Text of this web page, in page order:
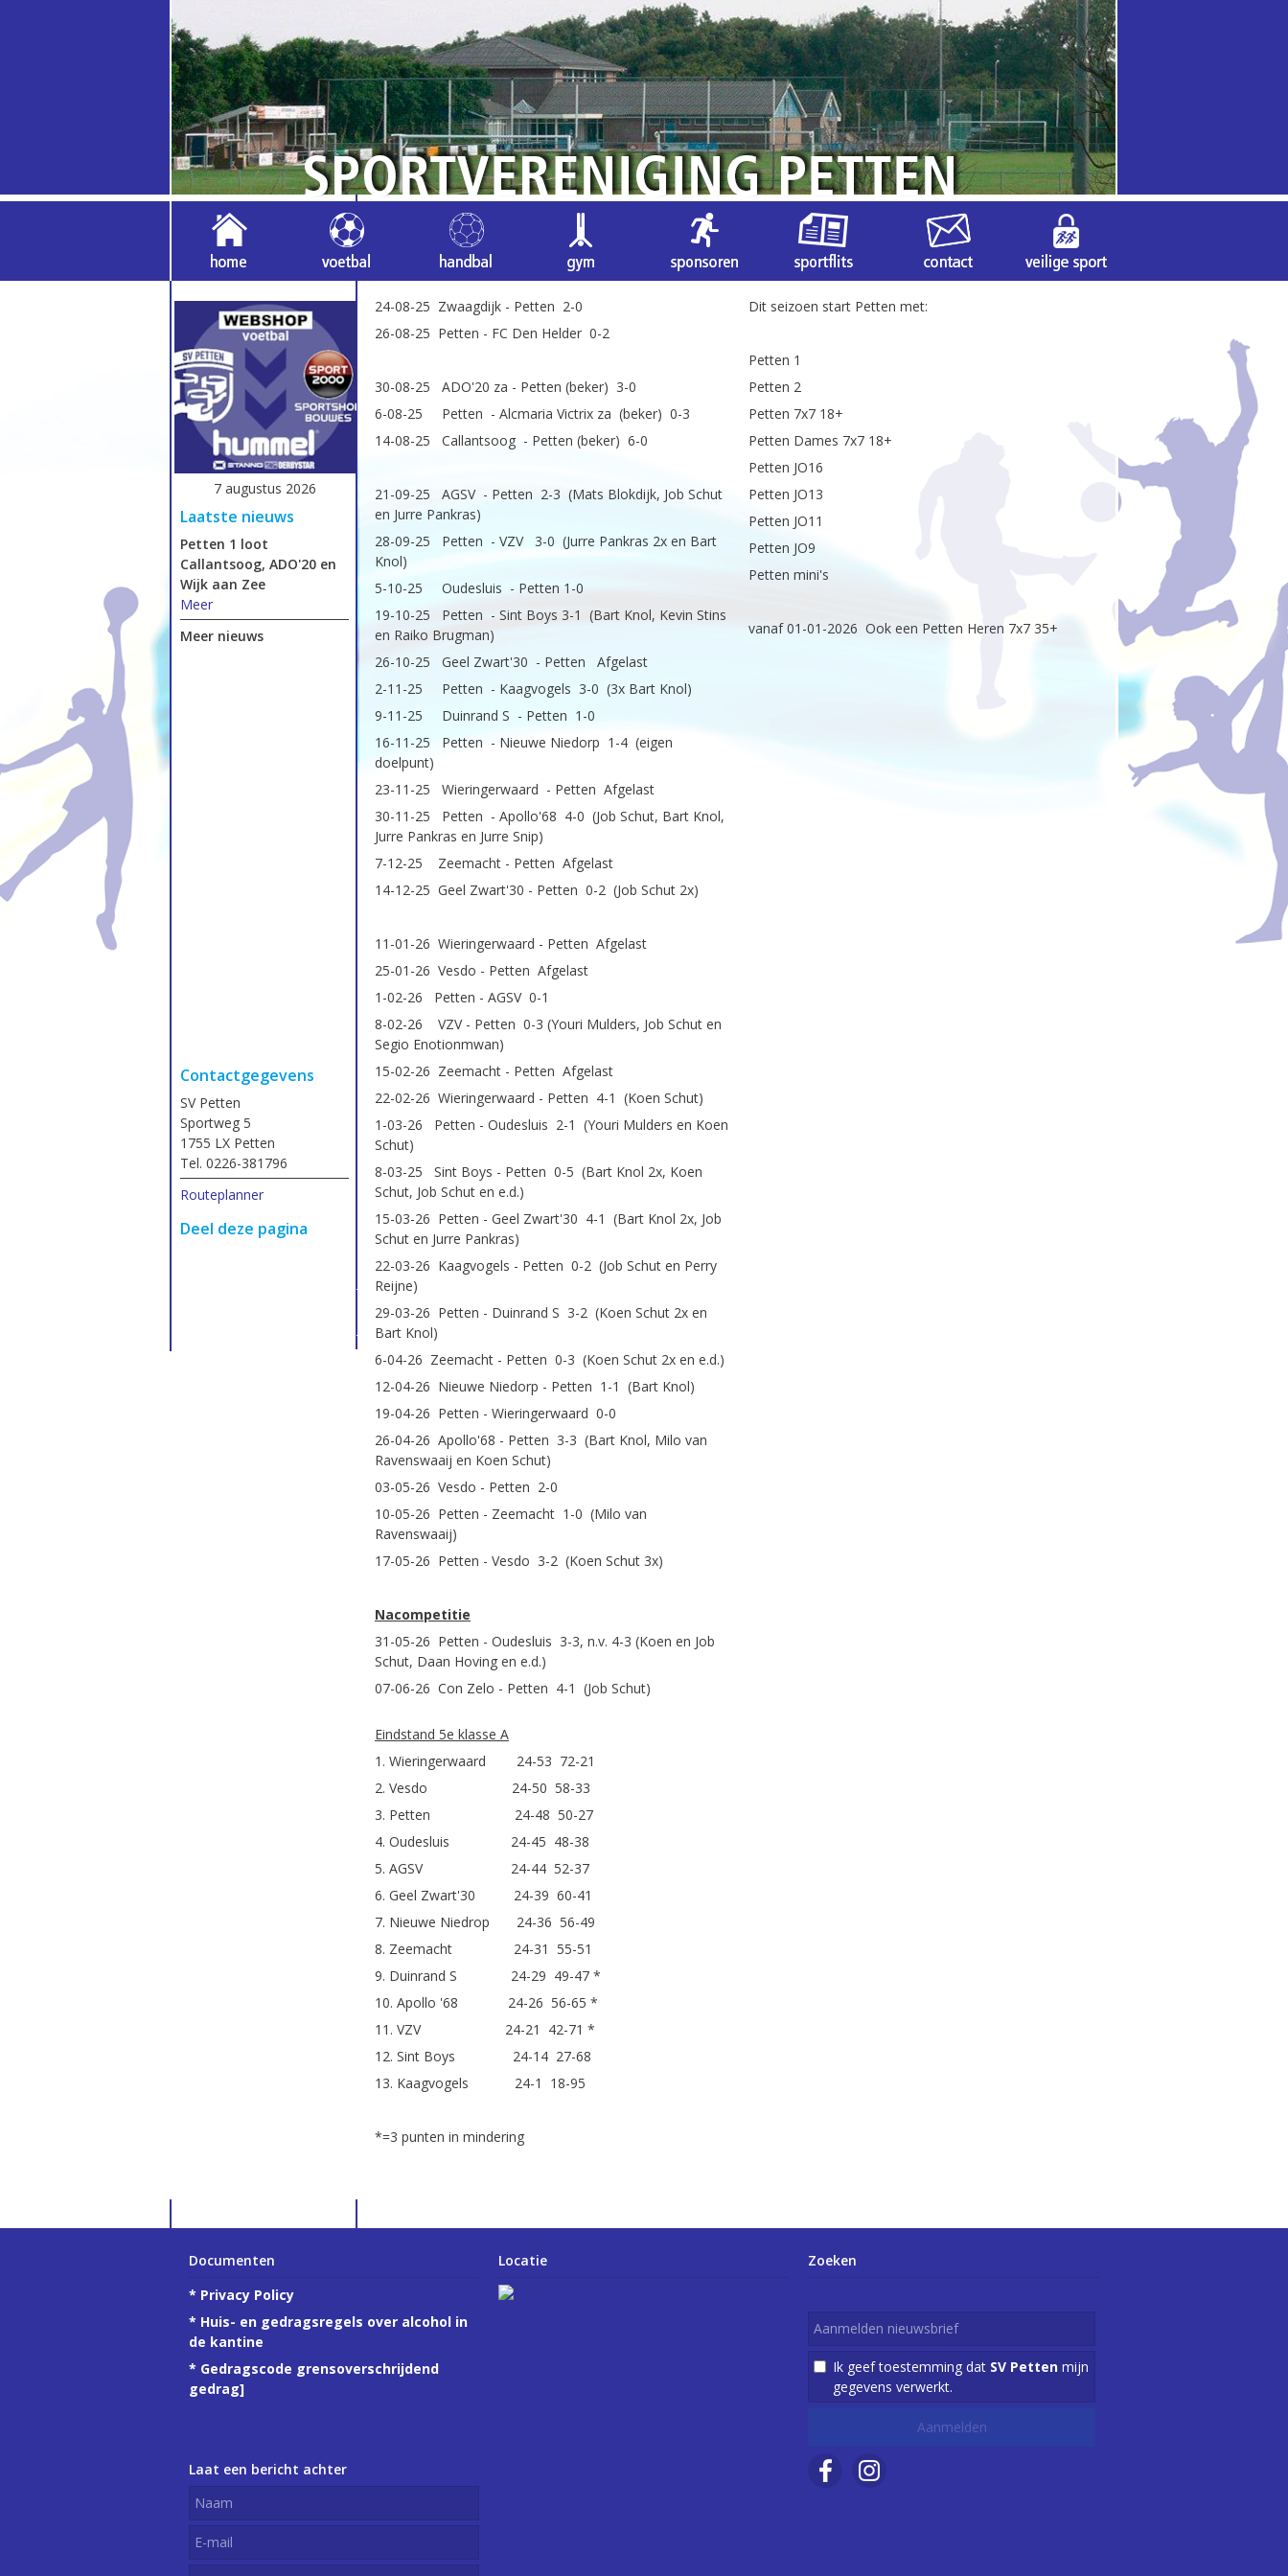
24-08-25 Zwaagdijk - Petten 2-0
26-08-25 Petten - FC Den Helder 0-2
30-08-25 ADO'20 za - Petten (beker) 3-0
6-08-25 Petten - Alcmaria Victrix za (beker) 0-3
14-08-25 Callantsoog - Petten (beker) 6-0
21-09-25 AGSV - Petten 2-3 (Mats Blokdijk, Job Schut
en Jurre Pankras)
28-09-25 Petten - VZV 3-0 (Jurre Pankras 2x en Bart
Knol)
5-10-25 Oudesluis - Petten 1-0
19-10-25 Petten - Sint Boys 3-1 (Bart Knol, Kevin Stins
en Raiko Brugman)
26-10-25 Geel Zwart'30 - Petten Afgelast
2-11-25 Petten - Kaagvogels 3-0 (3x Bart Knol)
9-11-25 Duinrand S - Petten 1-0
16-11-25 Petten - Nieuwe Niedorp 1-4 (eigen
doelpunt)
23-11-25 Wieringerwaard - Petten Afgelast
30-11-25 Petten - Apollo'68 4-0 (Job Schut, Bart Knol,
Jurre Pankras en Jurre Snip)
7-12-25 Zeemacht - Petten Afgelast
14-12-25 Geel Zwart'30 - Petten 0-2 (Job Schut 2x)
11-01-26 Wieringerwaard - Petten Afgelast
25-01-26 Vesdo - Petten Afgelast
1-02-26 Petten - AGSV 0-1
8-02-26 VZV - Petten 0-3 (Youri Mulders, Job Schut en
Segio Enotionmwan)
15-02-26 Zeemacht - Petten Afgelast
22-02-26 Wieringerwaard - Petten 4-1 (Koen Schut)
1-03-26 Petten - Oudesluis 2-1 (Youri Mulders en Koen
Schut)
8-03-25 Sint Boys - Petten 0-5 (Bart Knol 2x, Koen
Schut, Job Schut en e.d.)
15-03-26 Petten - Geel Zwart'30 4-1 (Bart Knol 2x, Job
Schut en Jurre Pankras)
22-03-26 Kaagvogels - Petten 0-2 (Job Schut en Perry
Reijne)
29-03-26 Petten - Duinrand S 3-2 (Koen Schut 2x en
Bart Knol)
6-04-26 Zeemacht - Petten 0-3 (Koen Schut 2x en e.d.)
12-04-26 Nieuwe Niedorp - Petten 1-1 (Bart Knol)
19-04-26 Petten - Wieringerwaard 0-0
26-04-26 Apollo'68 - Petten 3-3 (Bart Knol, Milo van
Ravenswaaij en Koen Schut)
03-05-26 Vesdo - Petten 2-0
10-05-26 Petten - Zeemacht 1-0 (Milo van
Ravenswaaij)
17-05-26 Petten - Vesdo 3-2 (Koen Schut 3x)
Nacompetitie
31-05-26 Petten - Oudesluis 3-3, n.v. 4-3 (Koen en Job
Schut, Daan Hoving en e.d.)
07-06-26 Con Zelo - Petten 4-1 (Job Schut)
Dit seizoen start Petten met:
Petten 1
Petten 2
Petten 7x7 18+
Petten Dames 7x7 18+
Petten JO16
Petten JO13
Petten JO11
Petten JO9
Petten mini's
vanaf 01-01-2026 Ook een Petten Heren 7x7 35+
Eindstand 5e klasse A
1. Wieringerwaard 24-53 72-21
2. Vesdo 24-50 58-33
3. Petten 24-48 50-27
4. Oudesluis 24-45 48-38
5. AGSV 24-44 52-37
6. Geel Zwart'30 24-39 60-41
7. Nieuwe Niedrop 24-36 56-49
8. Zeemacht 24-31 55-51
9. Duinrand S 24-29 49-47 *
10. Apollo '68 24-26 56-65 *
11. VZV 24-21 42-71 *
12. Sint Boys 24-14 27-68
13. Kaagvogels 24-1 18-95
*=3 punten in mindering
7 augustus 2026
Laatste nieuws
Petten 1 loot
Callantsoog, ADO'20 en
Wijk aan Zee
Meer
Meer nieuws
Contactgegevens
SV Petten
Sportweg 5
1755 LX Petten
Tel. 0226-381796
Routeplanner
Deel deze pagina
Documenten
* Privacy Policy
* Huis- en gedragsregels over alcohol in
de kantine
* Gedragscode grensoverschrijdend
gedrag]
Laat een bericht achter
Locatie Zoeken
Ik geef toestemming dat SV Petten mijn
gegevens verwerkt.